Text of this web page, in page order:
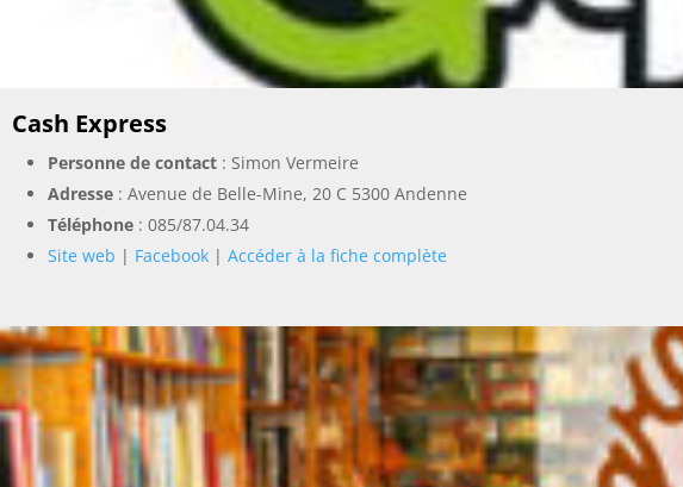
Cash Express
Personne de contact : Simon Vermeire
Adresse : Avenue de Belle-Mine, 20 C 5300 Andenne
Téléphone : 085/87.04.34
Site web | Facebook | Accéder à la fiche complète